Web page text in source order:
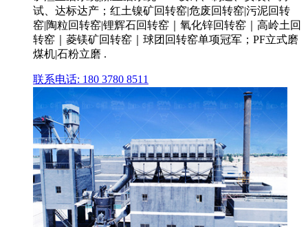
试、达标达产；红土镍矿回转窑|危废回转窑|污泥回转
窑|陶粒回转窑|锂辉石回转窑｜氧化锌回转窑｜高岭土回
转窑｜菱镁矿回转窑｜球团回转窑单项冠军；PF立式磨
煤机|石粉立磨 .
联系电话: 180 3780 8511